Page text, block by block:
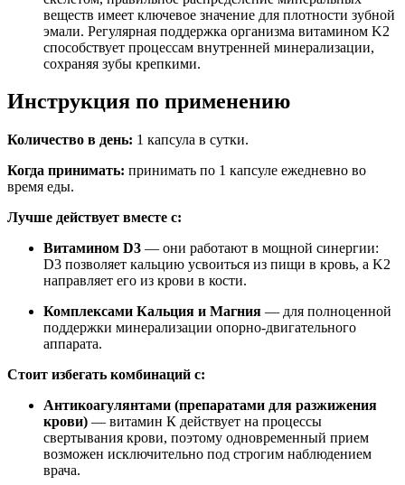
веществ имеет ключевое значение для плотности зубной
эмали. Регулярная поддержка организма витамином K2
способствует процессам внутренней минерализации,
сохраняя зубы крепкими.
Инструкция по применению
Количество в день: 1 капсула в сутки.
Когда принимать: принимать по 1 капсуле ежедневно во
время еды.
Лучше действует вместе с:
Витамином D3 — они работают в мощной синергии:
D3 позволяет кальцию усвоиться из пищи в кровь, а K2
направляет его из крови в кости.
Комплексами Кальция и Магния — для полноценной
поддержки минерализации опорно-двигательного
аппарата.
Стоит избегать комбинаций с:
Антикоагулянтами (препаратами для разжижения
крови) — витамин К действует на процессы
свертывания крови, поэтому одновременный прием
возможен исключительно под строгим наблюдением
врача.